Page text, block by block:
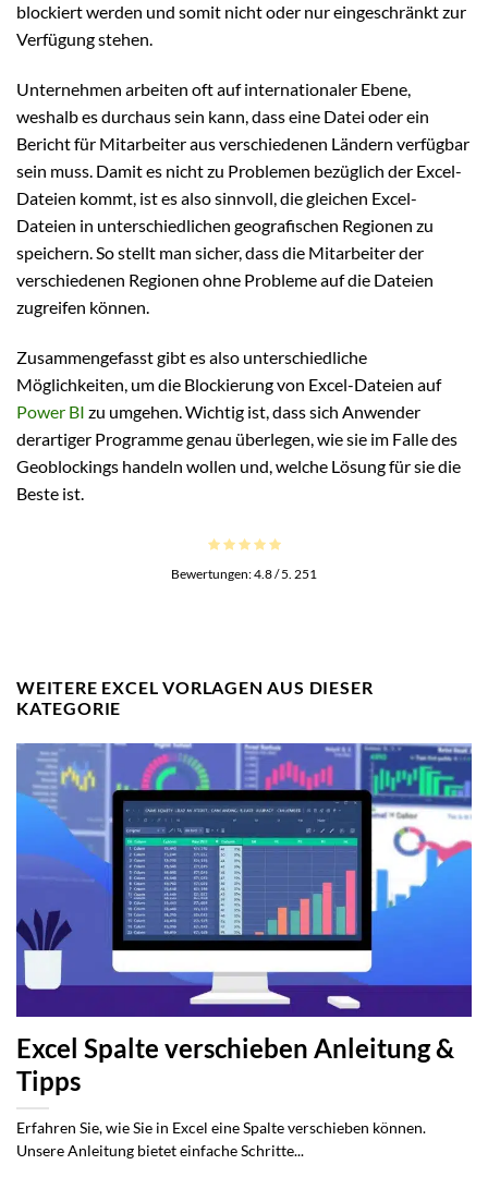
blockiert werden und somit nicht oder nur eingeschränkt zur
Verfügung stehen.
Unternehmen arbeiten oft auf internationaler Ebene,
weshalb es durchaus sein kann, dass eine Datei oder ein
Bericht für Mitarbeiter aus verschiedenen Ländern verfügbar
sein muss. Damit es nicht zu Problemen bezüglich der Excel-
Dateien kommt, ist es also sinnvoll, die gleichen Excel-
Dateien in unterschiedlichen geografischen Regionen zu
speichern. So stellt man sicher, dass die Mitarbeiter der
verschiedenen Regionen ohne Probleme auf die Dateien
zugreifen können.
Zusammengefasst gibt es also unterschiedliche
Möglichkeiten, um die Blockierung von Excel-Dateien auf
Power BI zu umgehen. Wichtig ist, dass sich Anwender
derartiger Programme genau überlegen, wie sie im Falle des
Geoblockings handeln wollen und, welche Lösung für sie die
Beste ist.
Bewertungen:4.8/ 5. 251
WEITERE EXCEL VORLAGEN AUS DIESER
KATEGORIE
Excel Spalte verschieben Anleitung &
Tipps
Erfahren Sie, wie Sie in Excel eine Spalte verschieben können.
Unsere Anleitung bietet einfache Schritte...